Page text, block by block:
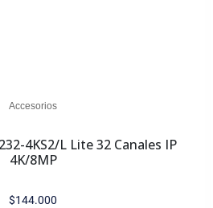
Accesorios
4KS2/L Lite 32 Canales IP
4K/8MP
$144.000